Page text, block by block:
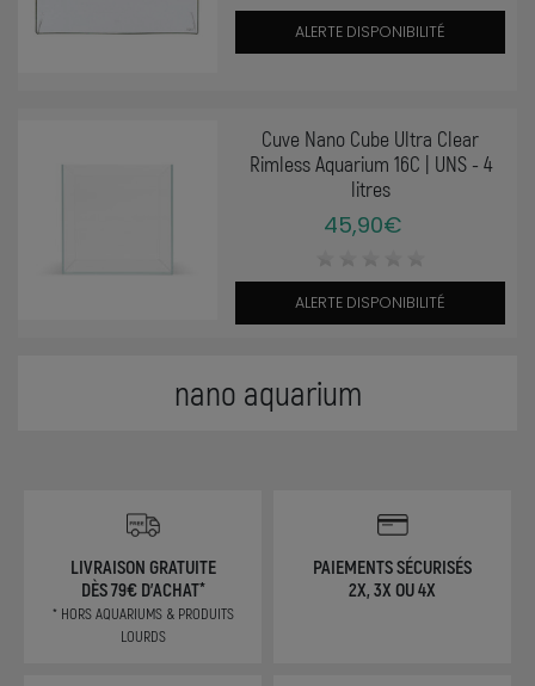
nano aquarium
ALERTE DISPONIBILITÉ
Cuve Nano Cube Ultra Clear
Rimless Aquarium 16C | UNS - 4
litres
45,90€
ALERTE DISPONIBILITÉ
LIVRAISON GRATUITE
DÈS 79€ D'ACHAT*
* HORS AQUARIUMS & PRODUITS
LOURDS
PAIEMENTS SÉCURISÉS
2X, 3X OU 4X